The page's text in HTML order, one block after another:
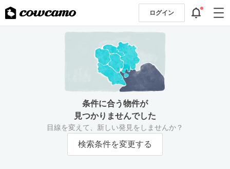
ログイン
条件に合う物件が
見つかりませんでした
目線を変えて、新しい発見をしませんか？
検索条件を変更する